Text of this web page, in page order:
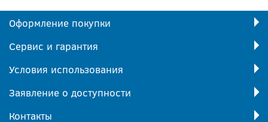
Оформление покупки
Сервис и гарантия
Условия использования
Заявление о доступности
Контакты